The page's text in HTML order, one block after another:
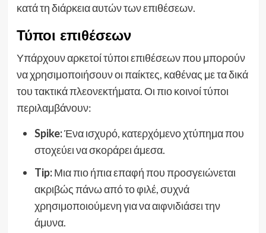
κατά τη διάρκεια αυτών των επιθέσεων.
Τύποι επιθέσεων
Υπάρχουν αρκετοί τύποι επιθέσεων που μπορούν
να χρησιμοποιήσουν οι παίκτες, καθένας με τα δικά
του τακτικά πλεονεκτήματα. Οι πιο κοινοί τύποι
περιλαμβάνουν:
Spike:Ένα ισχυρό, κατερχόμενο χτύπημα που
στοχεύει να σκοράρει άμεσα.
Tip:Μια πιο ήπια επαφή που προσγειώνεται
ακριβώς πάνω από το φιλέ, συχνά
χρησιμοποιούμενη για να αιφνιδιάσει την
άμυνα.